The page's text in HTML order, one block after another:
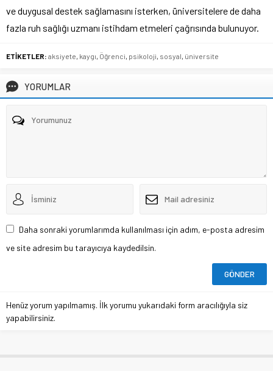
ve duygusal destek sağlamasını isterken, üniversitelere de daha
fazla ruh sağlığı uzmanı istihdam etmeleri çağrısında bulunuyor.
ETİKETLER: aksiyete kaygı Öğrenci psikoloji sosyal üniversite
YORUMLAR
Daha sonraki yorumlarımda kullanılması için adım, e-posta adresim
ve site adresim bu tarayıcıya kaydedilsin.
Henüz yorum yapılmamış. İlk yorumu yukarıdaki form aracılığıyla siz
yapabilirsiniz.